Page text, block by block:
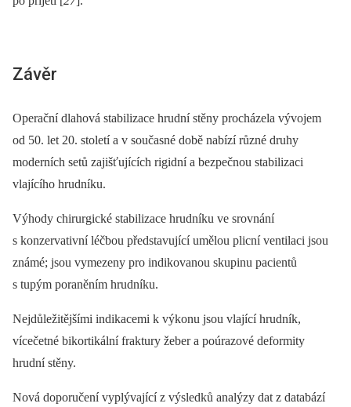
Závěr
Operační dlahová stabilizace hrudní stěny procházela vývojem
od 50. let 20. století a v současné době nabízí různé druhy
moderních setů zajišťujících rigidní a bezpečnou stabilizaci
vlajícího hrudníku.
Výhody chirurgické stabilizace hrudníku ve srovnání
s konzervativní léčbou představující umělou plicní ventilaci jsou
známé; jsou vymezeny pro indikovanou skupinu pacientů
s tupým poraněním hrudníku.
Nejdůležitějšími indikacemi k výkonu jsou vlající hrudník,
vícečetné bikortikální fraktury žeber a poúrazové deformity
hrudní stěny.
Nová doporučení vyplývající z výsledků analýzy dat z databází